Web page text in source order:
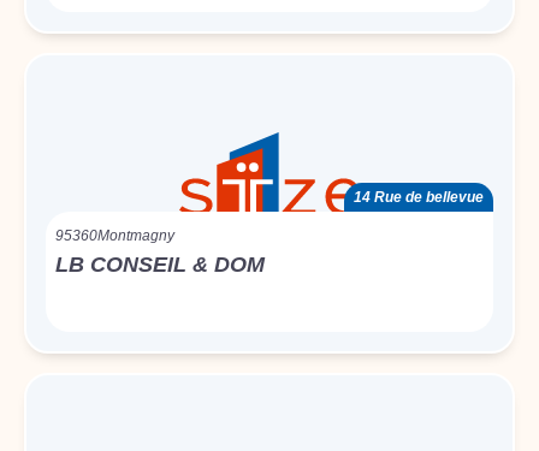
14 Rue de bellevue
95360Montmagny
LB CONSEIL & DOM